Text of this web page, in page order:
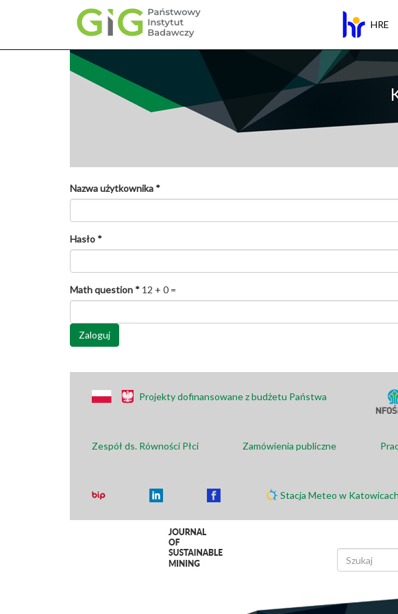
Przejdź
HRE
Nazwa użytkownika *
Hasło *
Math question * 12 + 0 =
Zaloguj
Projekty dofinansowane z budżetu Państwa
Zespół ds. Równości Płci Zamówienia publiczne
Stacja Meteo w Katowicach